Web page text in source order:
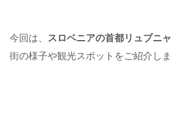
今回は、 スロベニアの首都リュブニ
街の様子や観光スポットをご紹介しま